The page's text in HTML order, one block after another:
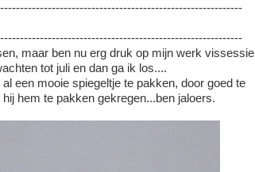
maar ben nu erg druk op mijn werk vissessie
tot juli en dan ga ik los....
een mooie spiegeltje te pakken, door goed te
hem te pakken gekregen...ben jaloers.